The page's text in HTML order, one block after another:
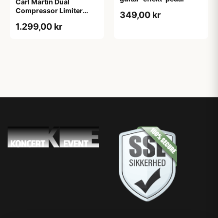
Carl Martin Dual
Compressor Limiter
1.299,00 kr
349,00 kr